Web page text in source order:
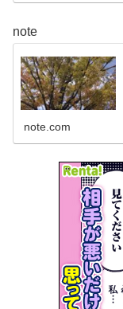
note
note.com